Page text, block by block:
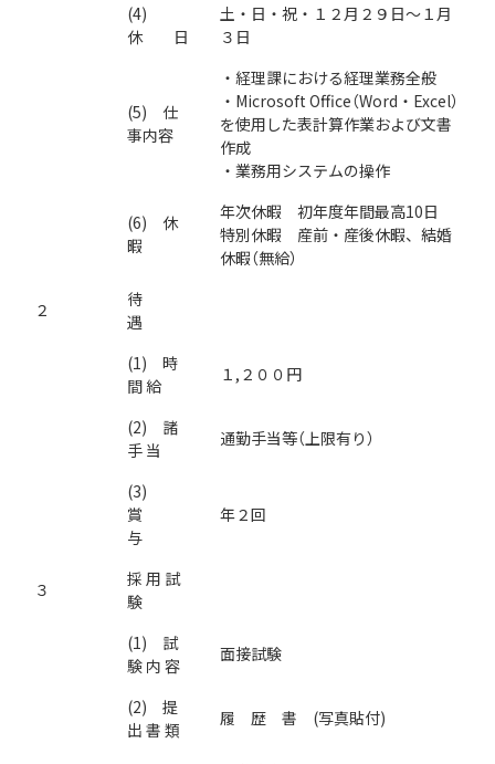
(4)
休 日
土・日・祝・１２月２９日～１月
３日
(5) 仕
事内容
・経理課における経理業務全般
・Microsoft Office（Word・Excel）
を使用した表計算作業および文書
作成
・業務用システムの操作
(6) 休
暇
年次休暇 初年度年間最高10日
特別休暇 産前・産後休暇、結婚
休暇（無給）
２
待
遇
(1) 時
間 給
１,２００円
(2) 諸
手 当
通勤手当等（上限有り）
(3)
賞
与
年２回
３
採 用 試
験
(1) 試
験 内 容
面接試験
(2) 提
出 書 類
履 歴 書 (写真貼付)